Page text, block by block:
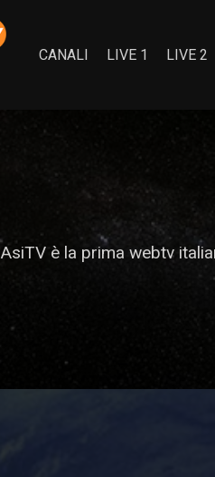
CANALI LIVE 1 LIVE 2
AsiTV è la prima webtv